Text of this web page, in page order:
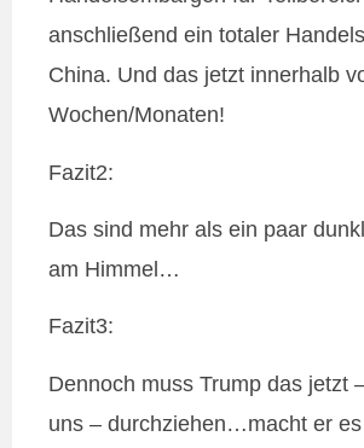
anschließend ein totaler
China. Und das jetzt innerhalb
Wochen/Monaten!
Fazit2:
Das sind mehr als ein paar
am Himmel…
Fazit3:
Dennoch muss Trump das jetzt
uns – durchziehen…macht er